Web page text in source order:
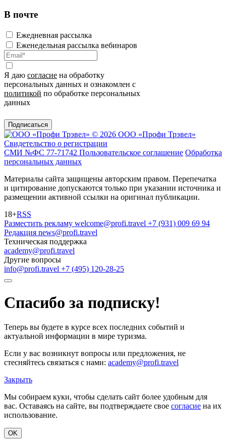
В почте
Ежедневная рассылка
Еженедельная рассылка вебинаров
Я даю согласие на обработку
персональных данных и ознакомлен с
политикой по обработке персональных
данных
Подписаться
© 2026 ООО «Профи Трэвeл»
Свидетельство о регистрации
СМИ №ФС 77-71742 Пользовательское соглашение Обработка
персональных данных
Материалы сайта защищены авторским правом. Перепечатка
и цитирование допускаются только при указании источника и
размещении активной ссылки на оригинал публикации.
18+RSS
Разместить рекламу welcome@profi.travel +7 (931) 009 69 94
Редакция news@profi.travel
Техническая поддержка
academy@profi.travel
Другие вопросы
info@profi.travel +7 (495) 120-28-25
Спасибо за подписку!
Теперь вы будете в курсе всех последних событий и
актуальной информации в мире туризма.
Если у вас возникнут вопросы или предложения, не
стесняйтесь связаться с нами: academy@profi.travel
Закрыть
Мы собираем куки, чтобы сделать сайт более удобным для
вас. Оставаясь на сайте, вы подтверждаете свое согласие на их
использование.
OK